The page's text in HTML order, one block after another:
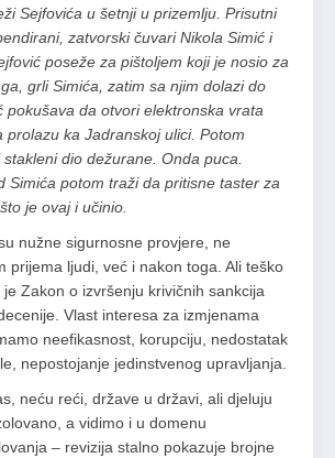
Sejfovića u šetnji u prizemlju. Prisutni
zatvorski čuvari Nikola Simić i
poseže za pištoljem koji je nosio za
grli Simića, zatim sa njim dolazi do
pokušava da otvori elektronska vrata
prolazu ka Jadranskoj ulici. Potom
dio dežurane. Onda puca.
Simića potom traži da pritisne taster za
je ovaj i učinio.
nužne sigurnosne provjere, ne
prijema ljudi, već i nakon toga. Ali teško
Zakon o izvršenju krivičnih sankcija
Vlast interesa za izmjenama
neefikasnost, korupciju, nedostatak
nepostojanje jedinstvenog upravljanja.
neću reći, države u državi, ali djeluju
a vidimo i u domenu
– revizija stalno pokazuje brojne